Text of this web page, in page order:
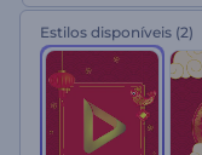
Estilos disponíveis (2)